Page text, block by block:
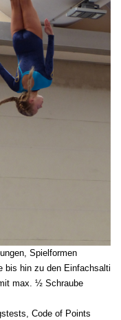
Spielformen
bis hin zu den Einfachsalti
max. ½ Schraube
Code of Points